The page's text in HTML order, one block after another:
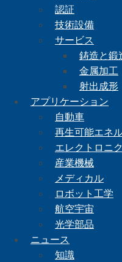
認証
技術設備
サービス
鋳造と鍛
金属加工
射出成形
アプリケーション
自動車
再生可能エネ
エレクトロニ
産業機械
メディカル
ロボット工学
航空宇宙
光学部品
ニュース
知識